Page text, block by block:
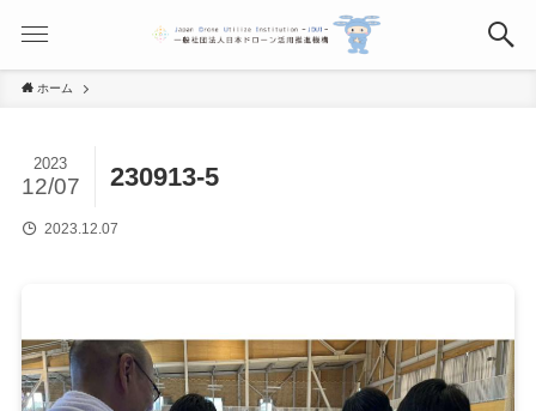
ホーム
230913-5
2023
12/07
2023.12.07